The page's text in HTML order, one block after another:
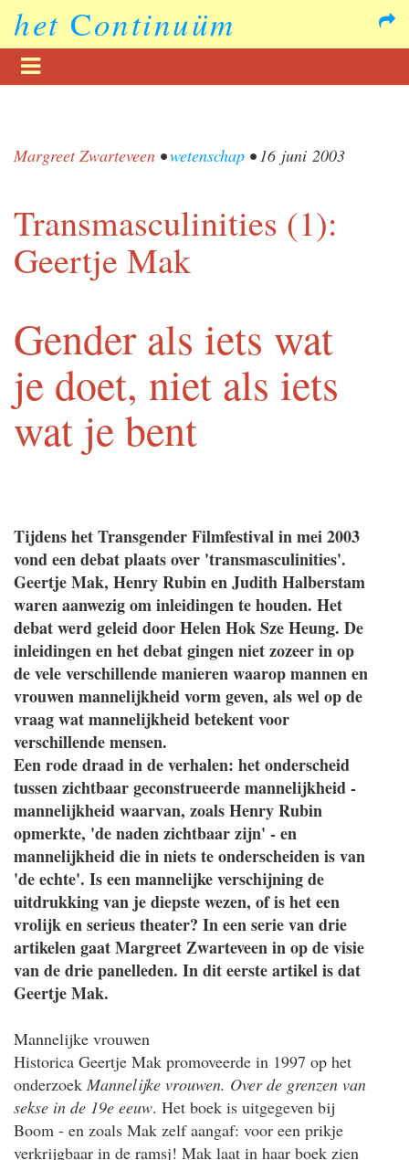
het Continuüm
Margreet Zwarteveen •wetenschap • 16 juni 2003
Transmasculinities (1):
Geertje Mak
Gender als iets wat
je doet, niet als iets
wat je bent
Tijdens het Transgender Filmfestival in mei 2003
vond een debat plaats over 'transmasculinities'.
Geertje Mak, Henry Rubin en Judith Halberstam
waren aanwezig om inleidingen te houden. Het
debat werd geleid door Helen Hok Sze Heung. De
inleidingen en het debat gingen niet zozeer in op
de vele verschillende manieren waarop mannen en
vrouwen mannelijkheid vorm geven, als wel op de
vraag wat mannelijkheid betekent voor
verschillende mensen.
Een rode draad in de verhalen: het onderscheid
tussen zichtbaar geconstrueerde mannelijkheid -
mannelijkheid waarvan, zoals Henry Rubin
opmerkte, 'de naden zichtbaar zijn' - en
mannelijkheid die in niets te onderscheiden is van
'de echte'. Is een mannelijke verschijning de
uitdrukking van je diepste wezen, of is het een
vrolijk en serieus theater? In een serie van drie
artikelen gaat Margreet Zwarteveen in op de visie
van de drie panelleden. In dit eerste artikel is dat
Geertje Mak.
Mannelijke vrouwen
Historica Geertje Mak promoveerde in 1997 op het
onderzoek Mannelijke vrouwen. Over de grenzen van
sekse in de 19e eeuw. Het boek is uitgegeven bij
Boom - en zoals Mak zelf aangaf: voor een prikje
verkrijgbaar in de ramsj! Mak laat in haar boek zien